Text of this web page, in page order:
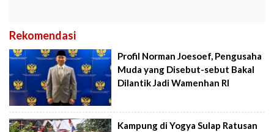
Rekomendasi
Profil Norman Joesoef, Pengusaha
Muda yang Disebut-sebut Bakal
Dilantik Jadi Wamenhan RI
Kampung di Yogya Sulap Ratusan